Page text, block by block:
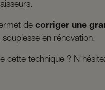
de corriger une
en rénovation.
cette technique ?